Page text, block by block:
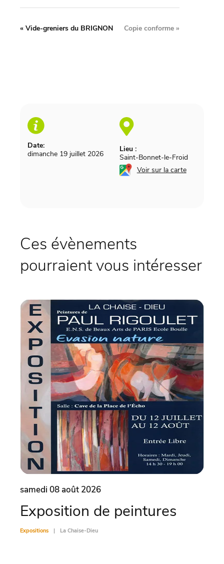
Date:
dimanche 19 juillet 2026
Lieu :
Saint-Bonnet-le-Froid
Voir sur la carte
« Vide-greniers du BRIGNON Copie conforme »
Ces évènements
pourraient vous intéresser
samedi 08 août 2026
Exposition de peintures
Expositions La Chaise-Dieu